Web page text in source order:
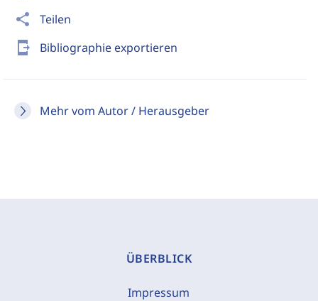
share Teilen
send_to_mobile Bibliographie exportieren
Mehr vom Autor / Herausgeber
ÜBERBLICK
Impressum